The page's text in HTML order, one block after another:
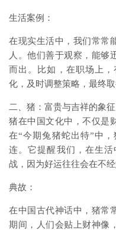
生活案例：
在现实生活中，我们常常
人。他们善于观察，能够
而出。比如，在职场上
化，及时调整策略，最终取
二、猪：富贵与吉祥的象征
猪在中国文化中，不仅是
在“今期兔猪蛇出特”中
连。它提醒我们，在生
战，因为好运往往会在不经
典故：
在中国古代神话中，猪常
期间，人们会贴上财神像